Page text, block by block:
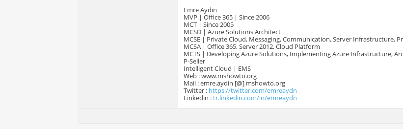
Emre Aydın
MVP | Office 365 | Since 2006
MCT | Since 2005
MCSD | Azure Solutions Architect
MCSE | Private Cloud, Messaging, Communication, Server Infrastructure,
MCSA | Office 365, Server 2012, Cloud Platform
MCTS | Developing Azure Solutions, Implementing Azure Infrastructure,
P-Seller
Intelligent Cloud | EMS
Web : www.mshowto.org
Mail : emre.aydin [@] mshowto.org
Twitter : https://twitter.com/emreaydn
Linkedin :tr.linkedin.com/in/emreaydn